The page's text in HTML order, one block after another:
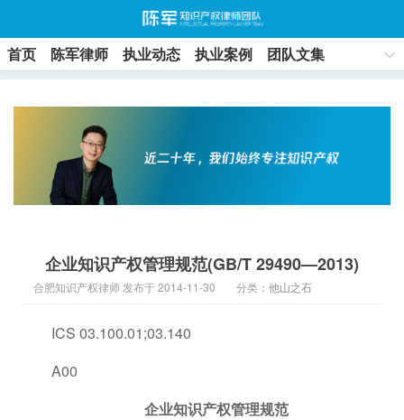
首页 陈军律师 执业动态 执业案例
团队文集
企业知识产权管理规范(GB/T 29490—2013)
合肥知识产权律师 发布于 2014-11-30 分类： 他山之石
ICS 03.100.01;03.140
A00
企业知识产权管理规范